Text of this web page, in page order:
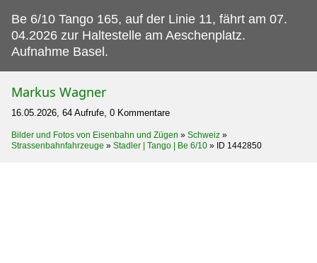
Be 6/10 Tango 165, auf der Linie 11, fährt am 07.
04.2026 zur Haltestelle am Aeschenplatz.
Aufnahme Basel.
Markus Wagner
16.05.2026, 64 Aufrufe, 0 Kommentare
Bilder und Fotos von Eisenbahn und Zügen » Schweiz »
Strassenbahnfahrzeuge » Stadler | Tango | Be 6/10 » ID 1442850